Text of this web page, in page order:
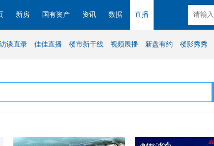
新房 国有资产 资讯 数据 直播
访谈直录 佳佳直播 楼市新干线 视频展播 新盘有约 楼影秀秀